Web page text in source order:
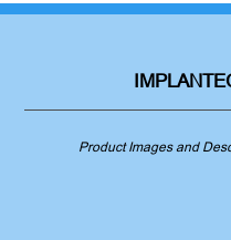
Product Images and